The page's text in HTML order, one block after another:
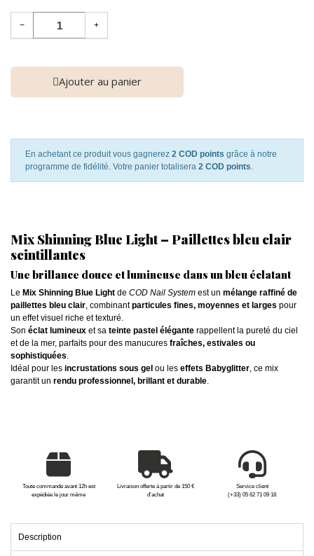
− +
Ajouter au panier
En achetant ce produit vous gagnerez 2 COD points grâce à notre
programme de fidélité. Votre panier totalisera 2 COD points.
Mix Shinning Blue Light – Paillettes bleu clair
scintillantes
Une brillance douce et lumineuse dans un bleu éclatant
Le Mix Shinning Blue Light de COD Nail System est un mélange raffiné de
paillettes bleu clair, combinantparticules fines, moyennes et larges pour
un effet visuel riche et texturé.
Son éclat lumineux et sa teinte pastel élégante rappellent la pureté du ciel
et de la mer, parfaits pour des manucures fraîches, estivales ou
sophistiquées.
Idéal pour les incrustations sous gel ou les effets Babyglitter, ce mix
garantit un rendu professionnel, brillant et durable.
Toute commande avant 12h est
expédiée le jour même
Livraison offerte à partir de 150 €
d'achat
Service client
(+33) 05 62 71 09 18
Description